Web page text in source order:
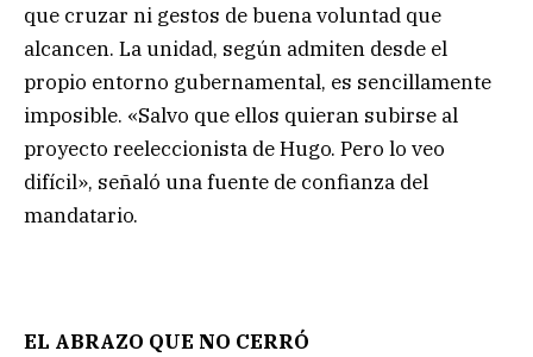
que cruzar ni gestos de buena voluntad que
alcancen. La unidad, según admiten desde el
propio entorno gubernamental, es sencillamente
imposible. «Salvo que ellos quieran subirse al
proyecto reeleccionista de Hugo. Pero lo veo
difícil», señaló una fuente de confianza del
mandatario.
EL ABRAZO QUE NO CERRÓ